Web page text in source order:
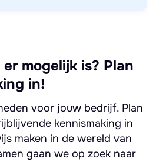
mogelijk is? Plan
in!
voor jouw bedrijf. Plan
kennismaking in
maken in de wereld van
gaan we op zoek naar